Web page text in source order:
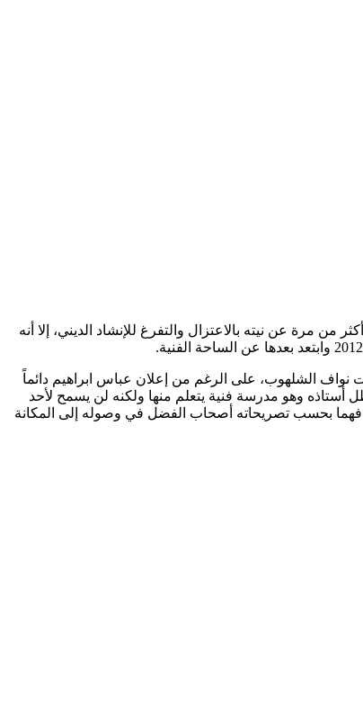
قرر الإعتزال خاصة وأنه صرح أكثر من مرة عن نيته بالاعتزال والتفرغ للإنشاد الديني، إلا أنه
كلمات نواف الشلهوب، على الرغم من إعلان عباس ابراهيم دائماً
أستاذه وهو مدرسة فنية يتعلم منها ولكنه لن يسمح لأحد
فهما بحسب تصريحاته أصحاب الفضل في وصوله إلى المكانة